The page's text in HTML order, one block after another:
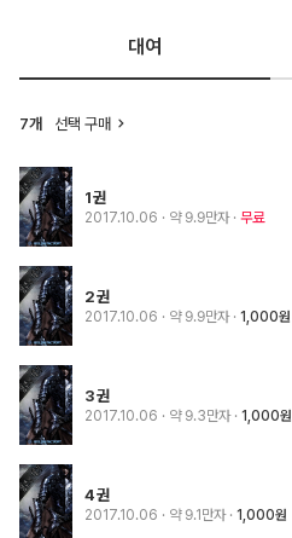
대여
7개 선택 구매
1권
2017.10.06 · 약 9.9만자 무료
2권
2017.10.06 · 약 9.9만자 1,000원
3권
2017.10.06 · 약 9.3만자 1,000원
4권
2017.10.06 · 약 9.1만자 1,000원